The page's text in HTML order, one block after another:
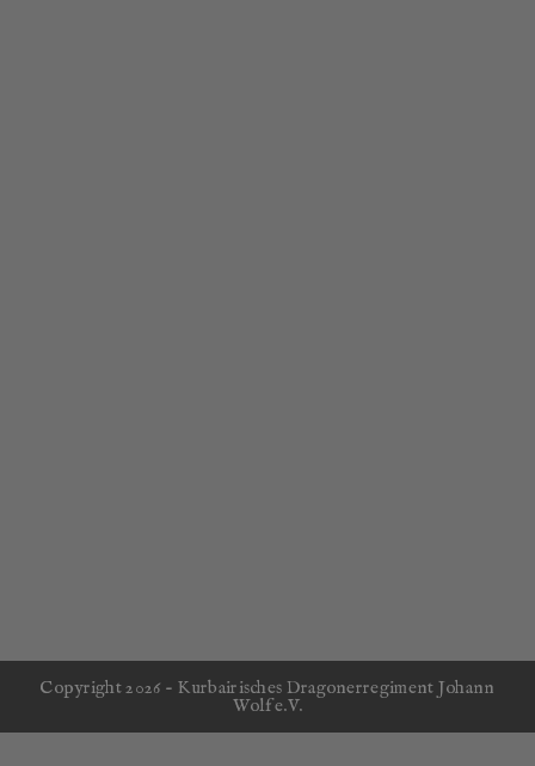
Copyright 2026 - Kurbairisches Dragonerregiment Johann
Wolf e.V.